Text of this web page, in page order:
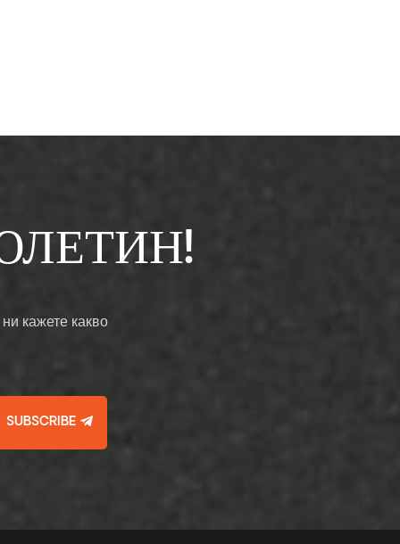
кажете какво
SUBSCRIBE